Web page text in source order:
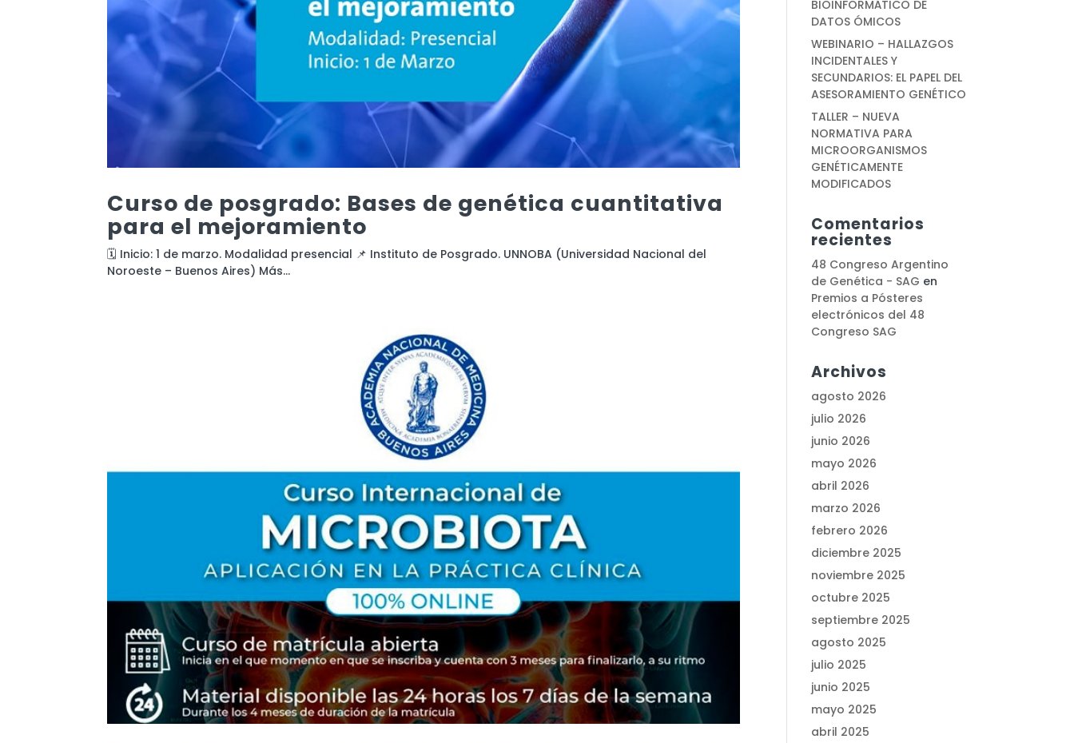
Curso de posgrado: Bases de genética cuantitativa
para el mejoramiento
🗓️ Inicio: 1 de marzo. Modalidad presencial 📌 Instituto de Posgrado. UNNOBA (Universidad Nacional del
Noroeste – Buenos Aires) Más...
BIOINFORMÁTICO DE
DATOS ÓMICOS
WEBINARIO – HALLAZGOS
INCIDENTALES Y
SECUNDARIOS: EL PAPEL DEL
ASESORAMIENTO GENÉTICO
TALLER – NUEVA
NORMATIVA PARA
MICROORGANISMOS
GENÉTICAMENTE
MODIFICADOS
Comentarios
recientes
48 Congreso Argentino
de Genética - SAG en
Premios a Pósteres
electrónicos del 48
Congreso SAG
Archivos
agosto 2026
julio 2026
junio 2026
mayo 2026
abril 2026
marzo 2026
febrero 2026
diciembre 2025
noviembre 2025
octubre 2025
septiembre 2025
agosto 2025
julio 2025
junio 2025
mayo 2025
abril 2025